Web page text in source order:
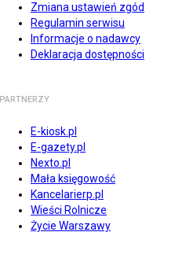
Zmiana ustawień zgód
Regulamin serwisu
Informacje o nadawcy
Deklaracja dostępności
PARTNERZY
E-kiosk.pl
E-gazety.pl
Nexto.pl
Mała księgowość
Kancelarierp.pl
Wieści Rolnicze
Życie Warszawy